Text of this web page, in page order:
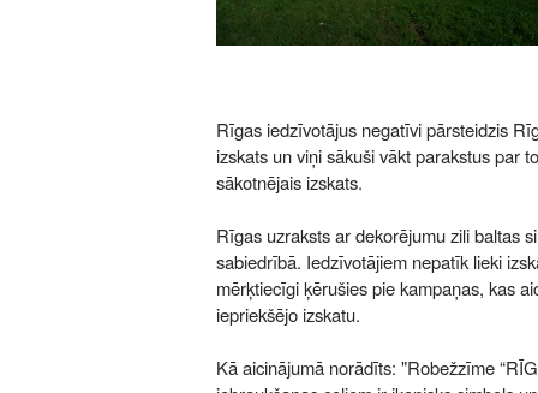
Rīgas iedzīvotājus negatīvi pārsteidzis
izskats un viņi sākuši vākt parakstus par
sākotnējais izskats.
Rīgas uzraksts ar dekorējumu zili baltas
sabiedrībā. Iedzīvotājiem nepatīk lieki
mērķtiecīgi ķērušies pie kampaņas, kas
iepriekšējo izskatu.
Kā aicinājumā norādīts: "Robežzīme